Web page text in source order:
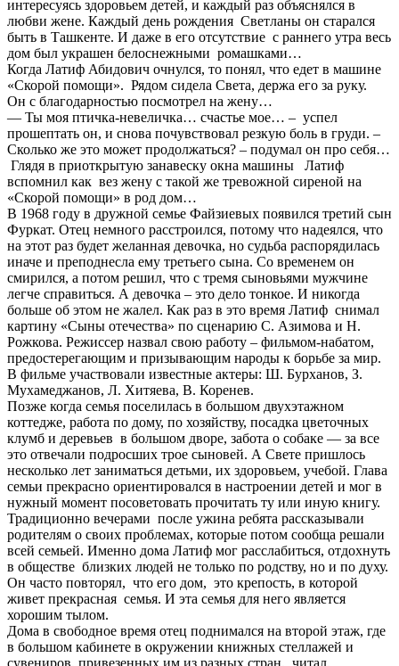
интересуясь здоровьем детей, и каждый раз объяснялся в
любви жене. Каждый день рождения Светланы он старался
быть в Ташкенте. И даже в его отсутствие с раннего утра весь
дом был украшен белоснежными ромашками…
Когда Латиф Абидович очнулся, то понял, что едет в машине
«Скорой помощи». Рядом сидела Света, держа его за руку.
Он с благодарностью посмотрел на жену…
— Ты моя птичка-невеличка… счастье мое… – успел
прошептать он, и снова почувствовал резкую боль в груди. –
Сколько же это может продолжаться? – подумал он про себя…
Глядя в приоткрытую занавеску окна машины Латиф
вспомнил как вез жену с такой же тревожной сиреной на
«Скорой помощи» в род дом…
В 1968 году в дружной семье Файзиевых появился третий сын
Фуркат. Отец немного расстроился, потому что надеялся, что
на этот раз будет желанная девочка, но судьба распорядилась
иначе и преподнесла ему третьего сына. Со временем он
смирился, а потом решил, что с тремя сыновьями мужчине
легче справиться. А девочка – это дело тонкое. И никогда
больше об этом не жалел. Как раз в это время Латиф снимал
картину «Сыны отечества» по сценарию С. Азимова и Н.
Рожкова. Режиссер назвал свою работу – фильмом-набатом,
предостерегающим и призывающим народы к борьбе за мир.
В фильме участвовали известные актеры: Ш. Бурханов, З.
Мухамеджанов, Л. Хитяева, В. Коренев.
Позже когда семья поселилась в большом двухэтажном
коттедже, работа по дому, по хозяйству, посадка цветочных
клумб и деревьев в большом дворе, забота о собаке — за все
это отвечали подросших трое сыновей. А Свете пришлось
несколько лет заниматься детьми, их здоровьем, учебой. Глава
семьи прекрасно ориентировался в настроении детей и мог в
нужный момент посоветовать прочитать ту или иную книгу.
Традиционно вечерами после ужина ребята рассказывали
родителям о своих проблемах, которые потом сообща решали
всей семьей. Именно дома Латиф мог расслабиться, отдохнуть
в обществе близких людей не только по родству, но и по духу.
Он часто повторял, что его дом, это крепость, в которой
живет прекрасная семья. И эта семья для него является
хорошим тылом.
Дома в свободное время отец поднимался на второй этаж, где
в большом кабинете в окружении книжных стеллажей и
сувениров, привезенных им из разных стран, читал,